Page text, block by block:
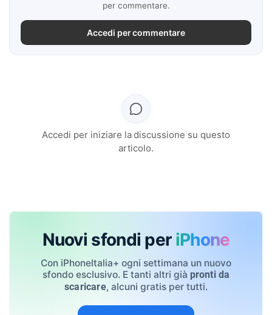
per commentare.
Accedi per commentare
Accedi per iniziare la discussione su questo
articolo.
Nuovi sfondi per iPhone
Con iPhoneItalia+ ogni settimana un nuovo
sfondo esclusivo. E tanti altri già pronti da
scaricare, alcuni gratis per tutti.